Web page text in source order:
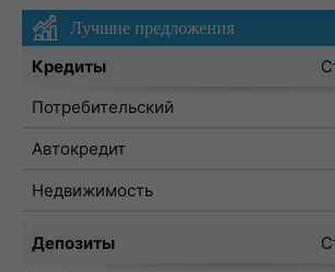
Лучшие предложения
Кредиты
Потребительский
Автокредит
Недвижимость
Депозиты